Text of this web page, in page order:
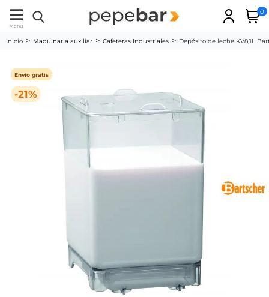
Menu
0
Inicio Maquinaria auxiliar Cafeteras Industriales Depósito de leche KV8,1L
-21%
Envío gratis